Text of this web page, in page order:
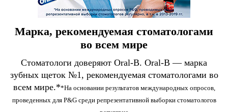
Марка, рекомендуемая стоматологами
во всем мире
Стоматологи доверяют Oral-B. Oral-B — марка
зубных щеток №1, рекомендуемая стоматологами во
всем мире.**На основании результатов международных опросов,
проведенных для P&G среди репрезентативной выборки стоматологов